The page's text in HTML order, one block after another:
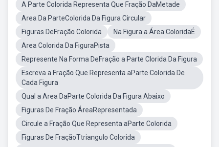
A Parte Colorida Representa Que Fração DaMetade
Area Da ParteColorida Da Figura Circular
Figuras DeFração Colorida
Na Figura a Área ColoridaÉ
Area Colorida Da FiguraPista
Represente Na Forma DeFração a Parte Clorida Da Figura
Escreva a Fração Que Representa aParte Colorida De
Cada Figura
Qual a Area DaParte Colorida Da Figura Abaixo
Figuras De Fração ÁreaRepresentada
Circule a Fração Que Representa aParte Colorida
Figuras De FraçãoTtriangulo Colorida